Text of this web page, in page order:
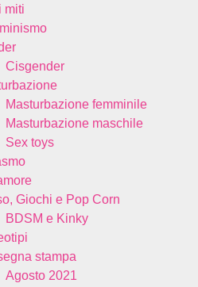
miti
Cisgender
Masturbazione femminile
Masturbazione maschile
Sex toys
Giochi e Pop Corn
BDSM e Kinky
stampa
Agosto 2021